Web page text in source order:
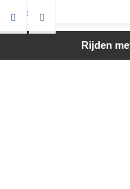
Rijden